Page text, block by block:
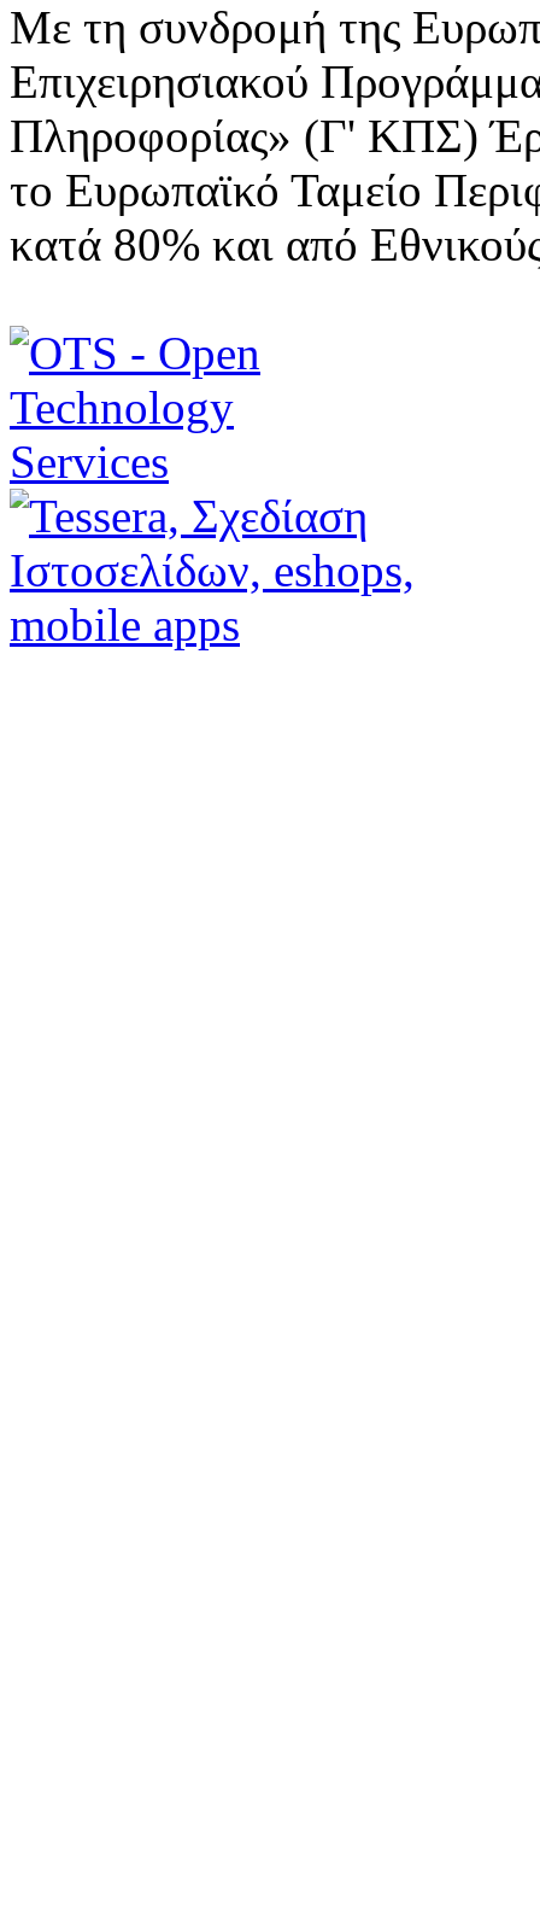
Με τη συνδρομή της
Επιχειρησιακού
Πληροφορίας» (Γ' ΚΠΣ)
το Ευρωπαϊκό Ταμείο
κατά 80% και από